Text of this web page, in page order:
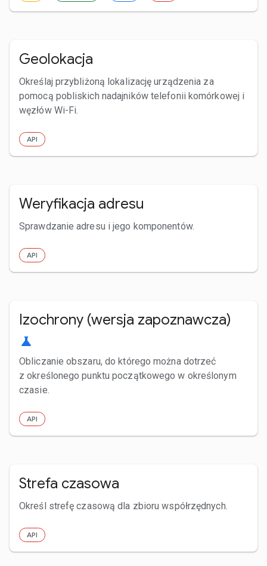
Geolokacja
Określaj przybliżoną lokalizację urządzenia za
pomocą pobliskich nadajników telefonii komórkowej i
węzłów Wi-Fi.
API
Weryfikacja adresu
Sprawdzanie adresu i jego komponentów.
API
Izochrony (wersja zapoznawcza)
science
Obliczanie obszaru, do którego można dotrzeć
z określonego punktu początkowego w określonym
czasie.
API
Strefa czasowa
Określ strefę czasową dla zbioru współrzędnych.
API